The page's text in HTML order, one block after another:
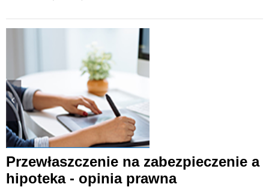
Przewłaszczenie na zabezpieczenie a
hipoteka - opinia prawna